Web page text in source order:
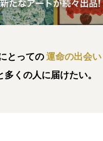
とっての運命の出会い
多くの人に届けたい。